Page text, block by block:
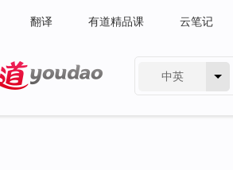
翻译 有道精品课 云笔记
中英